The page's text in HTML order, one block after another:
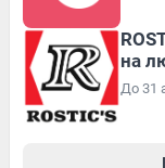
на
До 31